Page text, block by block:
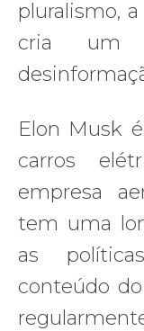
pluralismo,
cria um
Elon Musk
carros
empresa
tem uma
as
conteúdo